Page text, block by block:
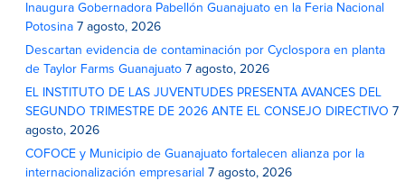
Inaugura Gobernadora Pabellón Guanajuato en la Feria Nacional
Potosina 7 agosto, 2026
Descartan evidencia de contaminación por Cyclospora en planta
de Taylor Farms Guanajuato 7 agosto, 2026
EL INSTITUTO DE LAS JUVENTUDES PRESENTA AVANCES DEL
SEGUNDO TRIMESTRE DE 2026 ANTE EL CONSEJO DIRECTIVO 7
agosto, 2026
COFOCE y Municipio de Guanajuato fortalecen alianza por la
internacionalización empresarial 7 agosto, 2026